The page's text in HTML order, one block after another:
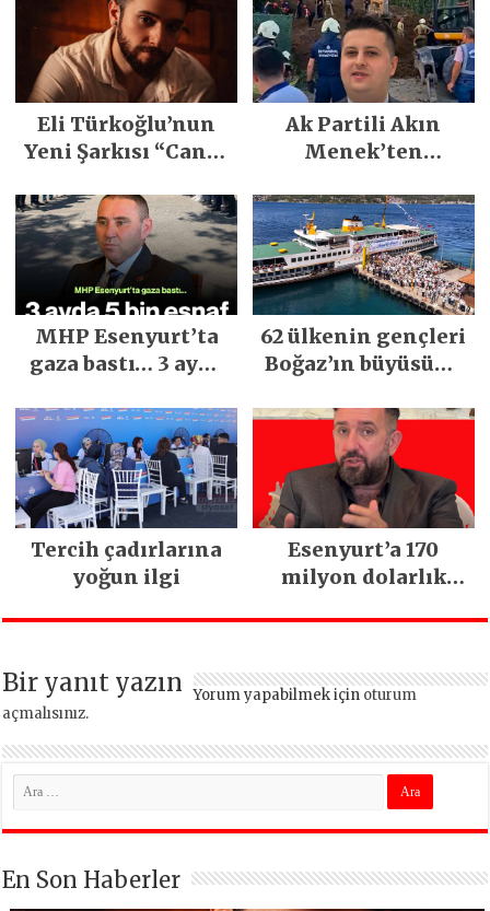
Eli Türkoğlu’nun
Yeni Şarkısı “Canın
İlgi Gördü!..
Ak Partili Akın
Menek’ten
heyelan sonrası
kritik uyarı
MHP Esenyurt’ta
gaza bastı… 3 ayda
edildi
62 ülkenin gençleri
Boğaz’ın büyüsüne
Tercih çadırlarına
yoğun ilgi
Esenyurt’a 170
milyon dolarlık
İstanbul’un tek
Bir yanıt yazın Yorum yapabilmek için oturum
açmalısınız.
En Son Haberler